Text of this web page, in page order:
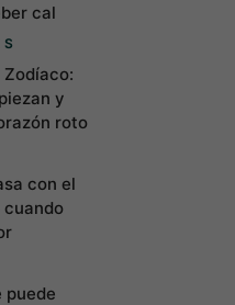
cal
Zodíaco:
y
roto
con el
puede